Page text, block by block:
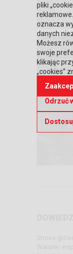
pliki
oznacza
danych
Możesz
swoje
klikając
„cookies”
Odrzuć